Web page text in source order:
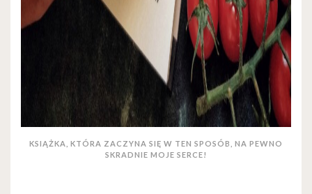
KSIĄŻKA, KTÓRA ZACZYNA SIĘ W TEN SPOSÓB, NA PEWNO
SKRADNIE MOJE SERCE!